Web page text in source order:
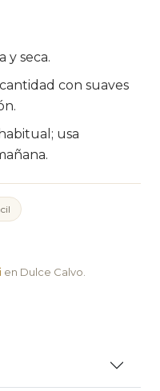
y seca.
con suaves
usa
en Dulce Calvo.